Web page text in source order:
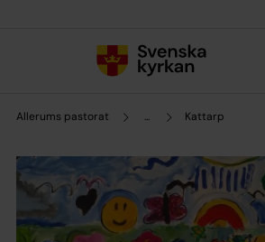
Allerums pastorat ... Kattarp